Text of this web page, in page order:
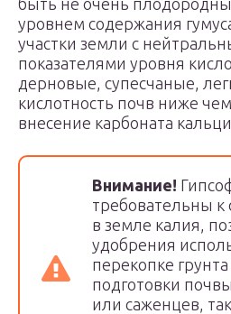
быть не очень
уровнем содержания
участки земли с
показателями уровня
дерновые, супесчаные,
кислотность почв ниже
внесение карбоната
Внимание!
требовательны
в земле калия,
удобрения
перекопке
подготовки
или саженцев,